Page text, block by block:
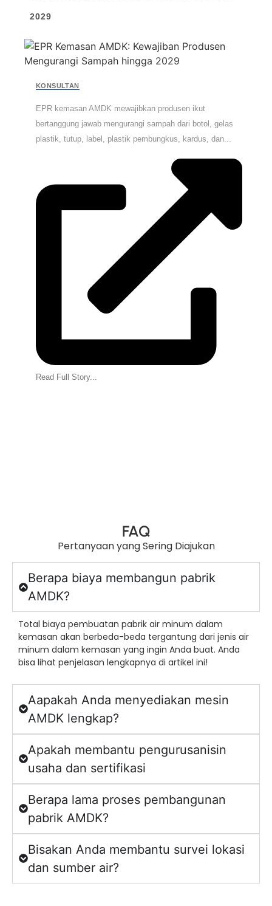
2029
KONSULTAN
EPR kemasan AMDK mewajibkan produsen ikut
bertanggung jawab mengurangi sampah dari botol, gelas
plastik, tutup, label, plastik pembungkus, kardus, dan...
Read Full Story...
FAQ
Pertanyaan yang Sering Diajukan
Berapa biaya membangun pabrik
AMDK?
Total biaya pembuatan pabrik air minum dalam
kemasan akan berbeda-beda tergantung dari jenis air
minum dalam kemasan yang ingin Anda buat. Anda
bisa lihat penjelasan lengkapnya di artikel ini!
Aapakah Anda menyediakan mesin
AMDK lengkap?
Apakah membantu pengurusanisin
usaha dan sertifikasi
Berapa lama proses pembangunan
pabrik AMDK?
Bisakan Anda membantu survei lokasi
dan sumber air?